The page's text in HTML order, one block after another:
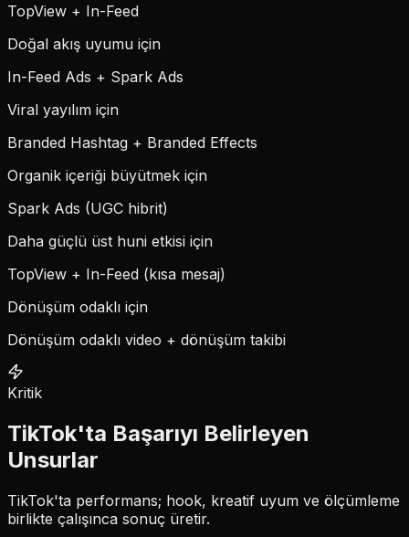
TopView + In-Feed
Doğal akış uyumu için
In-Feed Ads + Spark Ads
Viral yayılım için
Branded Hashtag + Branded Effects
Organik içeriği büyütmek için
Spark Ads (UGC hibrit)
Daha güçlü üst huni etkisi için
TopView + In-Feed (kısa mesaj)
Dönüşüm odaklı için
Dönüşüm odaklı video + dönüşüm takibi
Kritik
TikTok'ta Başarıyı Belirleyen
Unsurlar
TikTok'ta performans; hook, kreatif uyum ve ölçümleme
birlikte çalışınca sonuç üretir.